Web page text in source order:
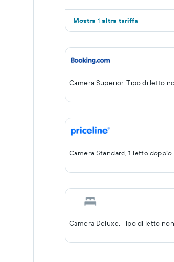
Mostra 1 altra tariffa
Camera Superior, Tipo di letto
Camera Standard, 1 letto doppio
Camera Deluxe, Tipo di letto